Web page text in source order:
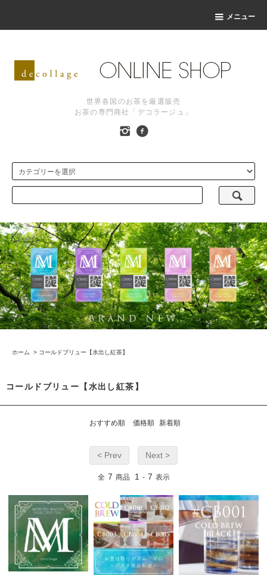
メニュー
世界各国のお茶を厳選販売
お茶の専門商社「デコラージュ」
ホーム > コールドブリュー【水出し紅茶】
コールドブリュー【水出し紅茶】
おすすめ順 価格順 新着順
< Prev Next >
全 7 商品 1 - 7 表示